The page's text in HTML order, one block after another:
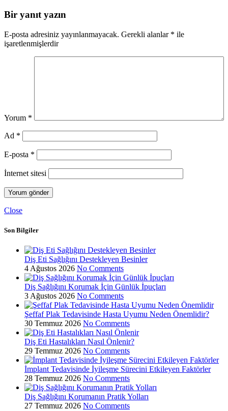
Bir yanıt yazın
E-posta adresiniz yayınlanmayacak. Gerekli alanlar * ile
işaretlenmişlerdir
Yorum *
Ad *
E-posta *
İnternet sitesi
Close
Son Bilgiler
Diş Eti Sağlığını Destekleyen Besinler
4 Ağustos 2026 No Comments
Diş Sağlığını Korumak İçin Günlük İpuçları
3 Ağustos 2026 No Comments
Şeffaf Plak Tedavisinde Hasta Uyumu Neden Önemlidir?
30 Temmuz 2026 No Comments
Diş Eti Hastalıkları Nasıl Önlenir?
29 Temmuz 2026 No Comments
İmplant Tedavisinde İyileşme Sürecini Etkileyen Faktörler
28 Temmuz 2026 No Comments
Diş Sağlığını Korumanın Pratik Yolları
27 Temmuz 2026 No Comments